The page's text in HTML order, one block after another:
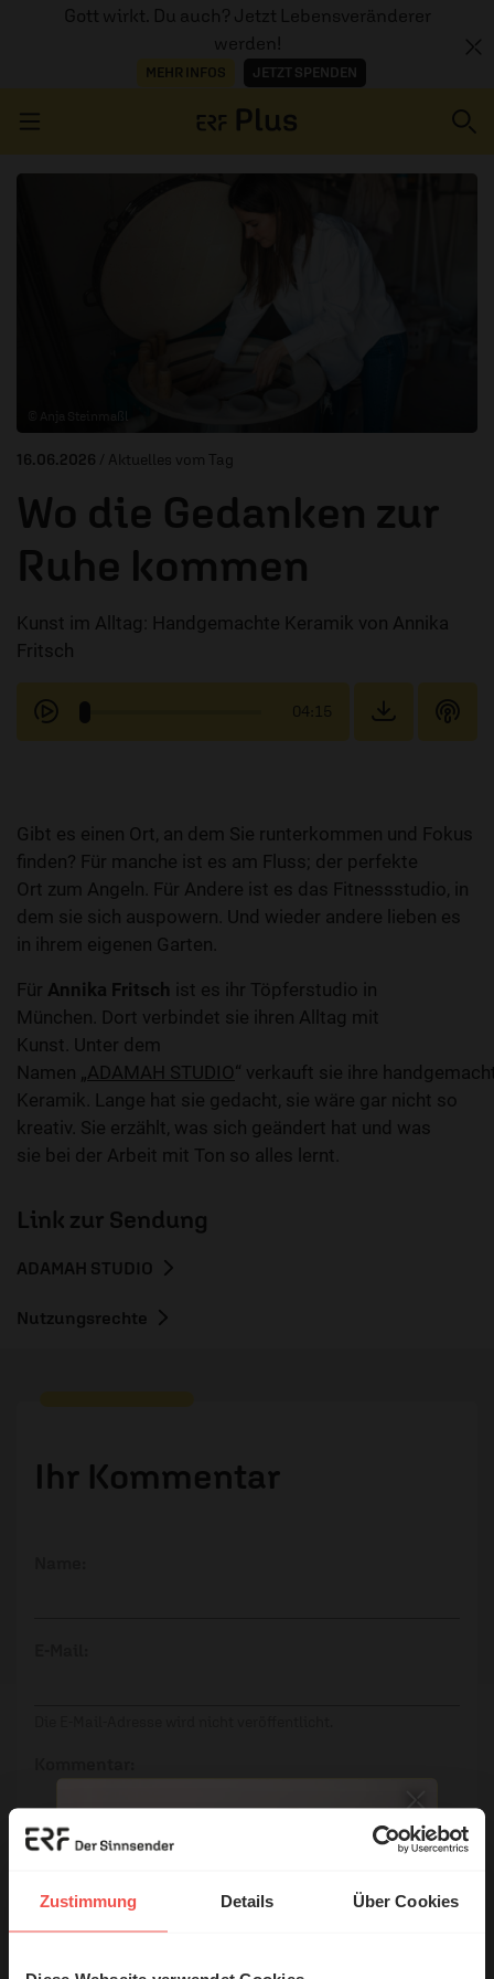
Zustimmung Details Über Cookies
Gott wirkt. Du auch? Jetzt Lebensveränderer
werden!
MEHR INFOS JETZT SPENDEN
16.06.2026 / Aktuelles vom Tag
Wo die Gedanken zur
Ruhe kommen
Kunst im Alltag: Handgemachte Keramik von Annika
Fritsch
04:15
Gibt es einen Ort, an dem Sie runterkommen und Fokus
finden? Für manche ist es am Fluss; der perfekte
Ort zum Angeln. Für Andere ist es das Fitnessstudio, in
dem sie sich auspowern. Und wieder andere lieben es
in ihrem eigenen Garten.
Für Annika Fritsch ist es ihr Töpferstudio in
München. Dort verbindet sie ihren Alltag mit
Kunst. Unter dem
Namen „ADAMAH STUDIO“ verkauft sie ihre
Keramik. Lange hat sie gedacht, sie wäre gar nicht so
kreativ. Sie erzählt, was sich geändert hat und was
sie bei der Arbeit mit Ton so alles lernt.
Link zur Sendung
ADAMAH STUDIO
Nutzungsrechte
Ihr Kommentar
Ich bin damit einverstanden, dass meine Angaben
Verbesserung unseres Online-Angebots